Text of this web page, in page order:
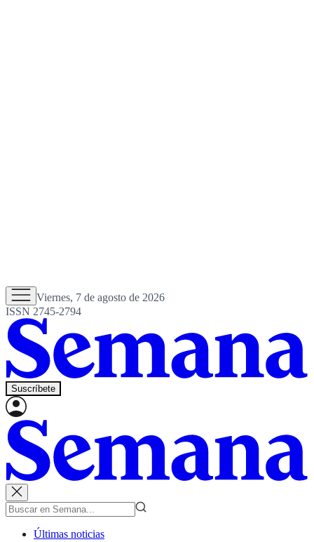
Viernes, 7 de agosto de 2026
ISSN 2745-2794
Suscríbete
Últimas noticias